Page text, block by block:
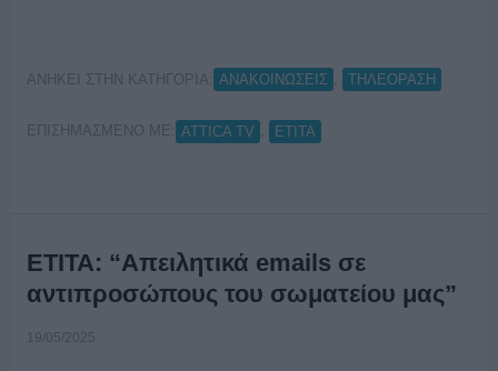
ΑΝΗΚΕΙ ΣΤΗΝ ΚΑΤΗΓΟΡΙΑ: ΑΝΑΚΟΙΝΩΣΕΙΣ ΤΗΛΕΟΡΑΣΗ
ΕΠΙΣΗΜΑΣΜΕΝΟ ΜΕ: ATTICA TV ΕΤΙΤΑ
ΕΤΙΤΑ: “Απειλητικά emails σε
αντιπροσώπους του σωματείου μας”
19/05/2025